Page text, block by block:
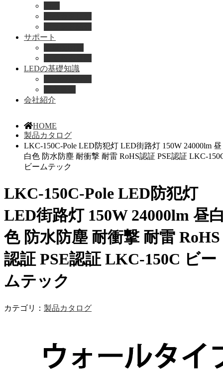
サポート
LEDの基礎知識
会社紹介
HOME
製品カタログ
LKC-150C-Pole LED防犯灯 LED街路灯 150W 24000lm 昼
白色 防水防塵 耐衝撃 耐雷 RoHS認証 PSE認証 LKC-
ビームテック
LKC-150C-Pole LED防犯灯
LED街路灯 150W 24000lm 昼
色 防水防塵 耐衝撃 耐雷 RoHS
認証 PSE認証 LKC-150C ビー
ムテック
カテゴリ： 製品カタログ